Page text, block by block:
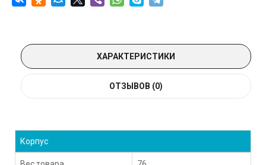
ХАРАКТЕРИСТИКИ
ОТЗЫВОВ (0)
Корпус